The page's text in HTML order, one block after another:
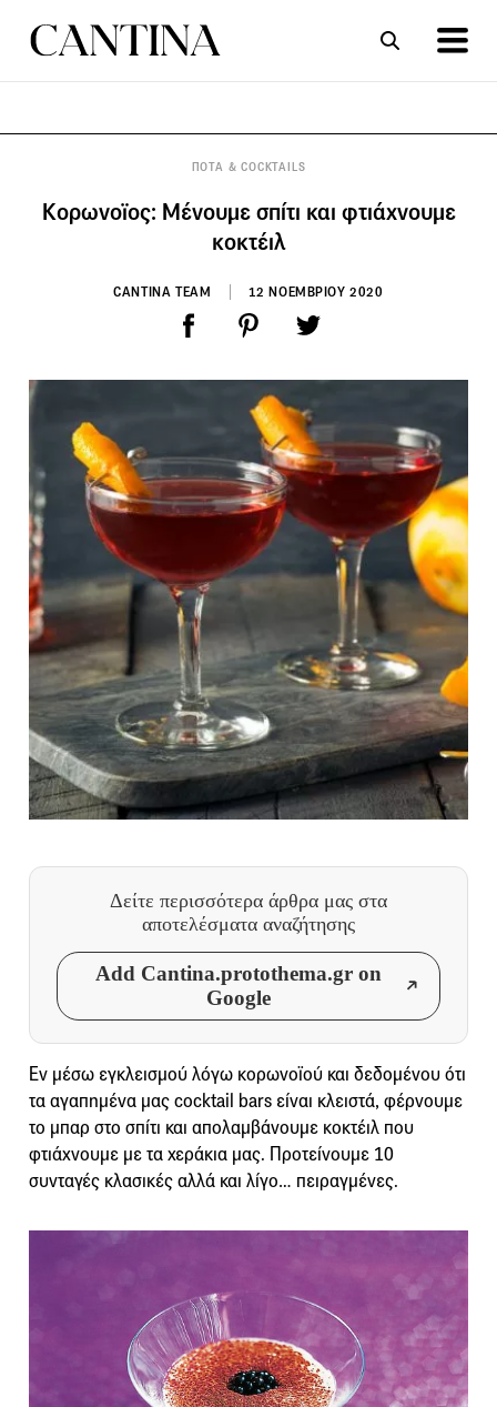
ΠΟΤΑ & COCKTAILS
Κορωνοϊος: Μένουμε σπίτι και φτιάχνουμε
κοκτέιλ
CANTINA TEAM 12 ΝΟΕΜΒΡΙΟΥ 2020
Δείτε περισσότερα άρθρα μας στα
αποτελέσματα αναζήτησης
Add Cantina.protothema.gr on
Google
Εν μέσω εγκλεισμού λόγω κορωνοϊού και δεδομένου ότι
τα αγαπημένα μας cocktail bars είναι κλειστά, φέρνουμε
το μπαρ στο σπίτι και απολαμβάνουμε κοκτέιλ που
φτιάχνουμε με τα χεράκια μας. Προτείνουμε 10
συνταγές κλασικές αλλά και λίγο… πειραγμένες.